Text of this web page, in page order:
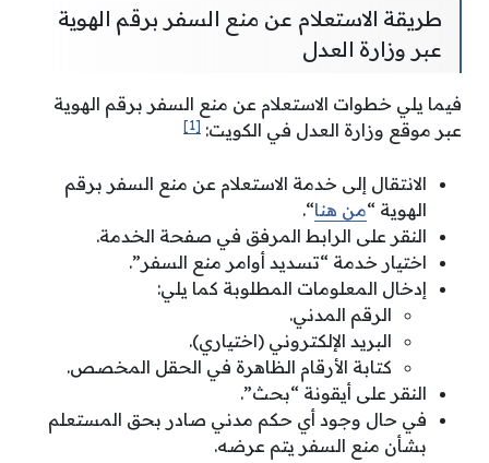
طريقة الاستعلام عن منع السفر برقم الهوية
عبر وزارة العدل
فيما يلي خطوات الاستعلام عن منع السفر برقم الهوية
عبر موقع وزارة العدل في الكويت: [1]
الانتقال إلى خدمة الاستعلام عن منع السفر برقم
الهوية “من هنا“.
النقر على الرابط المرفق في صفحة الخدمة.
اختيار خدمة “تسديد أوامر منع السفر”.
إدخال المعلومات المطلوبة كما يلي:
الرقم المدني.
البريد الإلكتروني (اختياري).
كتابة الأرقام الظاهرة في الحقل المخصص.
النقر على أيقونة “بحث”.
في حال وجود أي حكم مدني صادر بحق المستعلم
بشأن منع السفر يتم عرضه.